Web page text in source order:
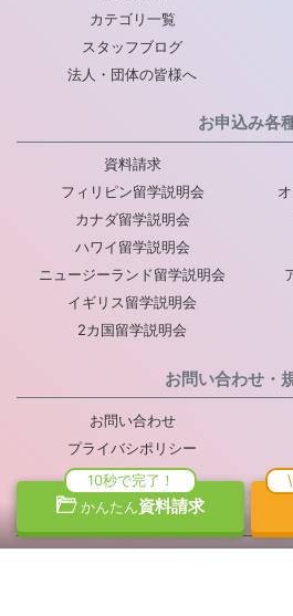
かんたん資料請求
10秒で完了！
カテゴリ一覧
スタッフブログ
法人・団体の皆様へ
お申込み各
資料請求
フィリピン留学説明会
カナダ留学説明会
ハワイ留学説明会
ニュージーランド留学説明会
イギリス留学説明会
2カ国留学説明会
お問い合わせ・
お問い合わせ
プライバシポリシー
推奨販売方針
採用情報